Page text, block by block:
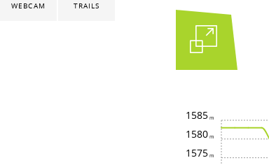
WEBCAM TRAILS
1575
1580
1585